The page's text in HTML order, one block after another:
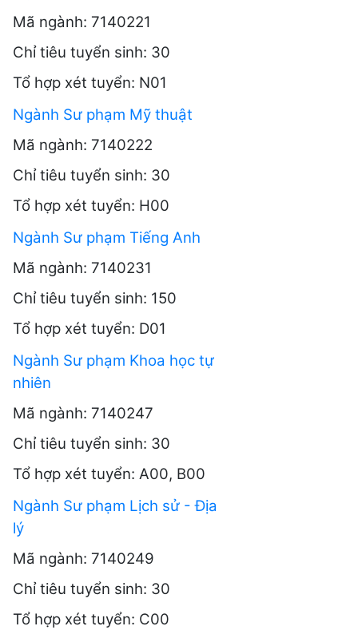
Mã ngành: 7140221
Chỉ tiêu tuyển sinh: 30
Tổ hợp xét tuyển: N01
Ngành Sư phạm Mỹ thuật
Mã ngành: 7140222
Chỉ tiêu tuyển sinh: 30
Tổ hợp xét tuyển: H00
Ngành Sư phạm Tiếng Anh
Mã ngành: 7140231
Chỉ tiêu tuyển sinh: 150
Tổ hợp xét tuyển: D01
Ngành Sư phạm Khoa học tự
nhiên
Mã ngành: 7140247
Chỉ tiêu tuyển sinh: 30
Tổ hợp xét tuyển: A00, B00
Ngành Sư phạm Lịch sử - Địa
lý
Mã ngành: 7140249
Chỉ tiêu tuyển sinh: 30
Tổ hợp xét tuyển: C00